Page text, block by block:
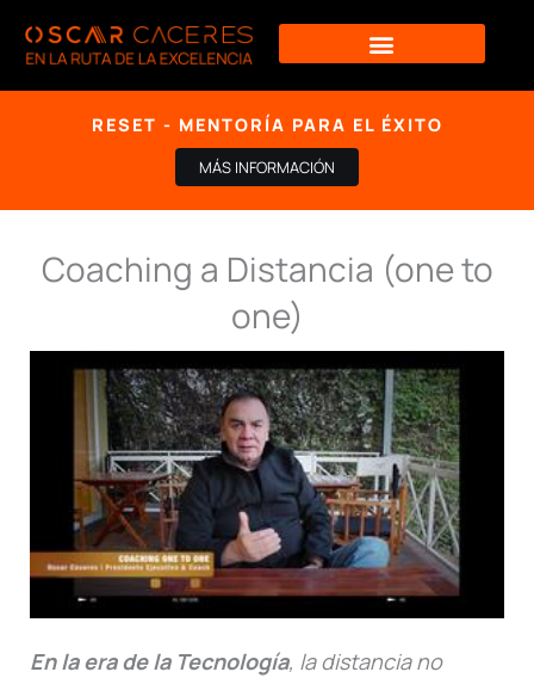
contenido
RESET - MENTORÍA PARA EL ÉXITO
MÁS INFORMACIÓN
Coaching a Distancia (one to
one)
En la era de la Tecnología, la distancia no